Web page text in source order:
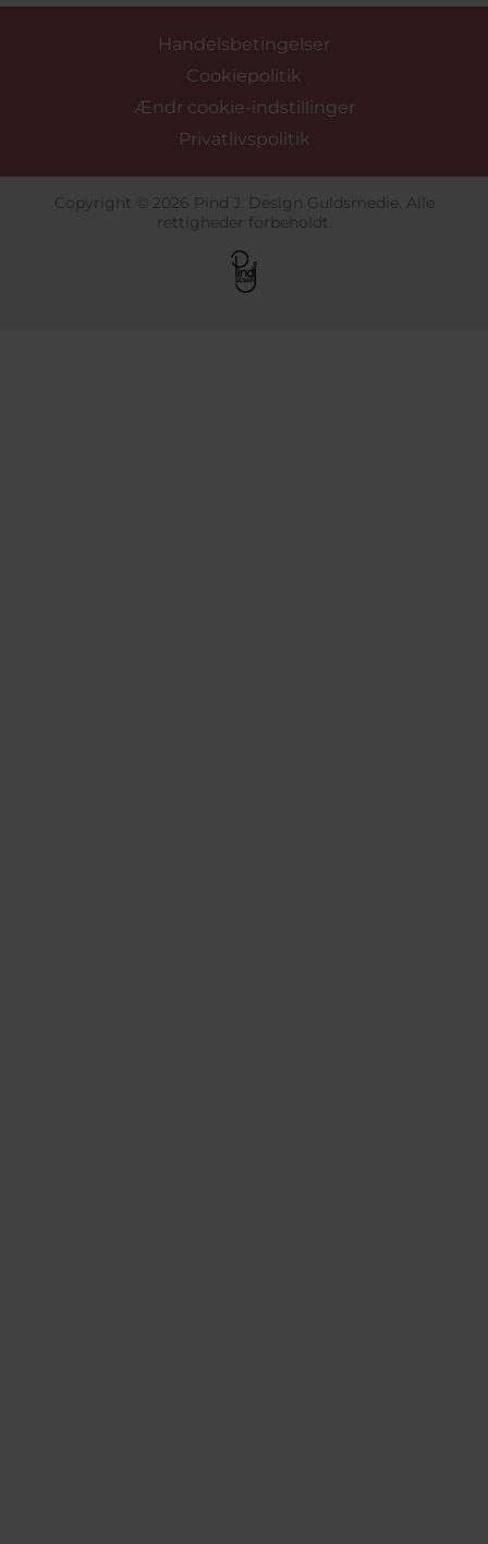
Handelsbetingelser
Cookiepolitik
Ændr cookie-indstillinger
Privatlivspolitik
Copyright © 2026 Pind J. Design Guldsmedie. Alle
rettigheder forbeholdt.